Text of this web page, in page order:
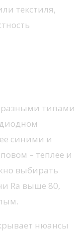
текстиля,
разными типами
синими и
– теплее и
выбирать
Ra выше 80,
нюансы